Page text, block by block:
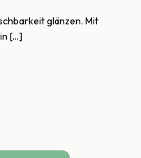
glänzen. Mit
[…]